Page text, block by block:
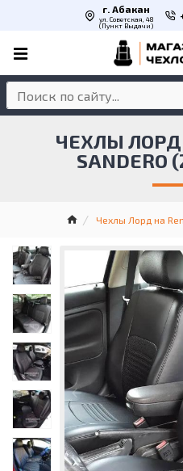
г. Абакан
ул. Советская, 48
(Пункт Выдачи)
Чехлы Лорд на
ЧЕХЛЫ ЛОРД
SANDERO